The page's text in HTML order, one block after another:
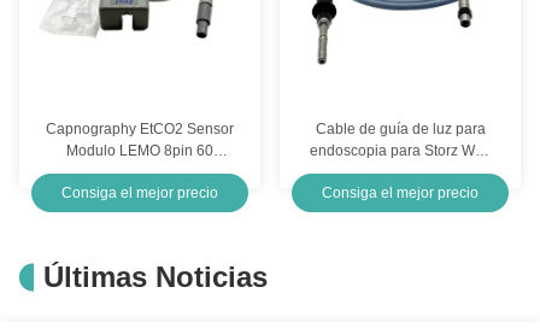
Capnography EtCO2 Sensor
Modulo LEMO 8pin 60
grados BA210 Gris chaqueta
de TPU
Consiga el mejor precio
Cable de guía de luz para
endoscopia para Storz Wolf
Olympus Fuente de luz
WA03300A 2.5M
Consiga el mejor precio
Últimas Noticias